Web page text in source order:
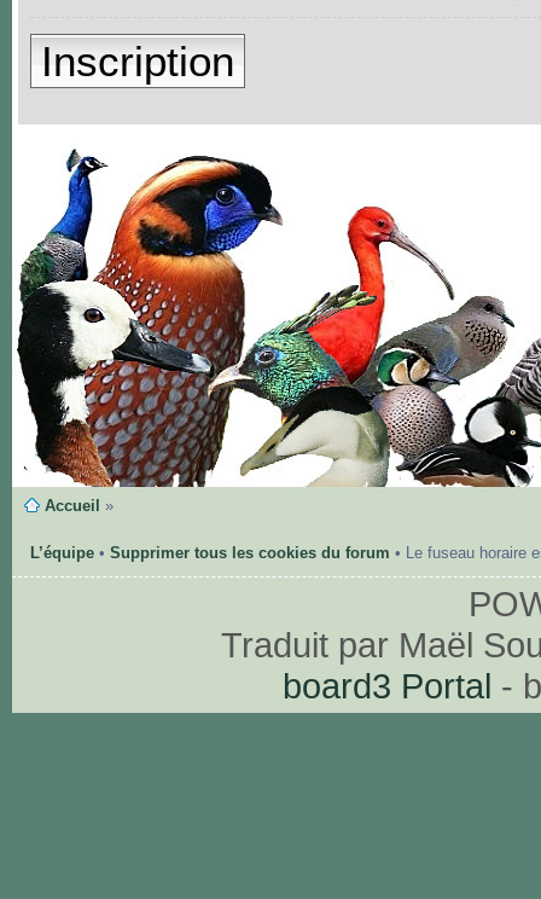
Inscription
Accueil »
L’équipe• Supprimer tous les cookies du forum • Le fuseau horaire
Traduit par Maël
board3 Portal -